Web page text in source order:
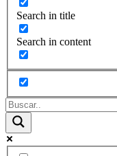
Search in title
Search in content